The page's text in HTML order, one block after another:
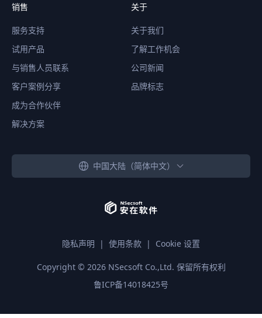
销售
服务支持
试用产品
与销售人员联系
客户案例分享
成为合作伙伴
解决方案
关于
关于我们
了解工作机会
公司新闻
品牌标志
中国大陆（简体中文）
隐私声明 | 使用条款 | Cookie 设置
Copyright © 2026NSecsoft Co.,Ltd. 保留所有权利
鲁ICP备14018425号